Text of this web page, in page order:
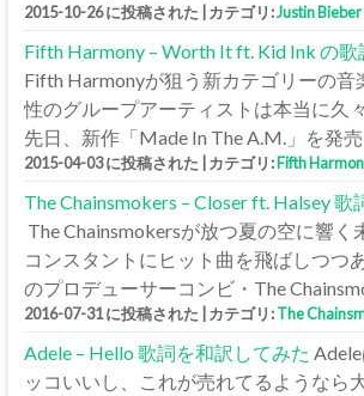
2015-10-26 に投稿された カテゴリ:Justin Bieber
Fifth Harmony – Worth It ft. Kid Ink の
Fifth Harmonyが狙う新カテゴリーの音
性のグループアーティストは本当に久
先日、新作「Made In The A.M.」を発
2015-04-03 に投稿された カテゴリ:Fifth
The Chainsmokers – Closer ft. Halsey
The Chainsmokersが放つ夏の空に響く
コンスタントにヒット曲を飛ばしつつ
のプロデューサーコンビ・The
2016-07-31 に投稿された カテゴリ:The
Adele – Hello 歌詞を和訳してみた
ッコいいし、これが売れてるようなら